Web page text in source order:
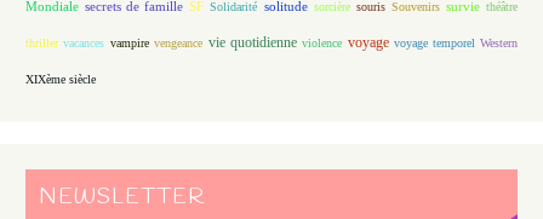
Mondiale secrets de famille SF Solidarité solitude sorcière souris Souvenirs survie théâtre
thriller vacances vampire vengeance vie quotidienne violence voyage voyage temporel Western
XIXème siècle
NEWSLETTER